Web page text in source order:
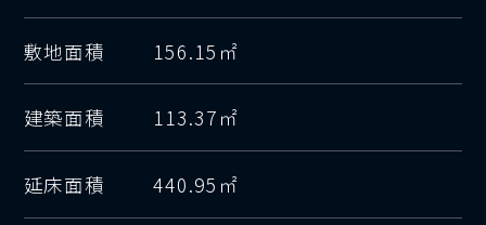
敷地面積 156.15㎡
建築面積 113.37㎡
延床面積 440.95㎡